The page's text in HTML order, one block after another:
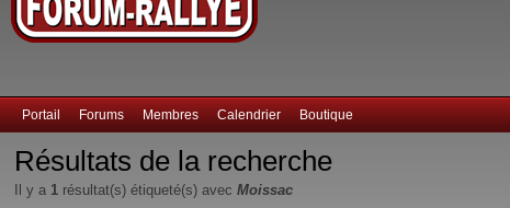
Portail Forums Membres Calendrier Boutique
Résultats de la recherche
Il y a 1 résultat(s) étiqueté(s) avecMoissac